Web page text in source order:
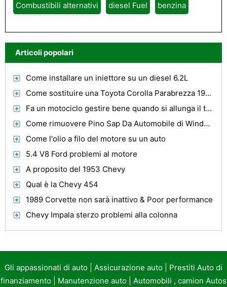
Combustibili alternativi diesel Fuel benzina
Articoli popolari
Come installare un iniettore su un diesel 6.2L
Come sostituire una Toyota Corolla Parabrezza 1998
Fa un motociclo gestire bene quando si allunga il telaio?
Come rimuovere Pino Sap Da Automobile di Windows
Come l'olio a filo del motore su un auto
5.4 V8 Ford problemi al motore
A proposito del 1953 Chevy
Qual è la Chevy 454
1989 Corvette non sarà inattivo & Poor performance
Chevy Impala sterzo problemi alla colonna
Gli appassionati di auto Assicurazione auto
Prestiti Auto di
finanziamento
Manutenzione auto Automobili , camion Autos